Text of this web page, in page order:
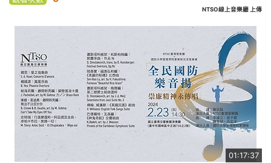
NTSO線上音樂廳 上傳
01:17:37